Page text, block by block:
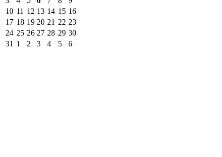
10 11 12 13 14 15 16
17 18 19 20 21 22 23
24 25 26 27 28 29 30
31 1 2 3 4 5 6